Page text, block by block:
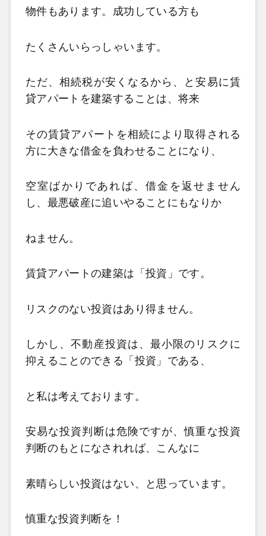
物件もあります。成功している方も
たくさんいらっしゃいます。
ただ、相続税が安くなるから、と安易に賃
貸アパートを建築することは、将来
その賃貸アパートを相続により取得される
方に大きな借金を負わせることになり、
空室ばかりであれば、借金を返せません
し、最悪破産に追いやることにもなりか
ねません。
賃貸アパートの建築は「投資」です。
リスクのない投資はあり得ません。
しかし、不動産投資は、最小限のリスクに
抑えることのできる「投資」である、
と私は考えております。
安易な投資判断は危険ですが、慎重な投資
判断のもとになされれば、こんなに
素晴らしい投資はない、と思っています。
慎重な投資判断を！